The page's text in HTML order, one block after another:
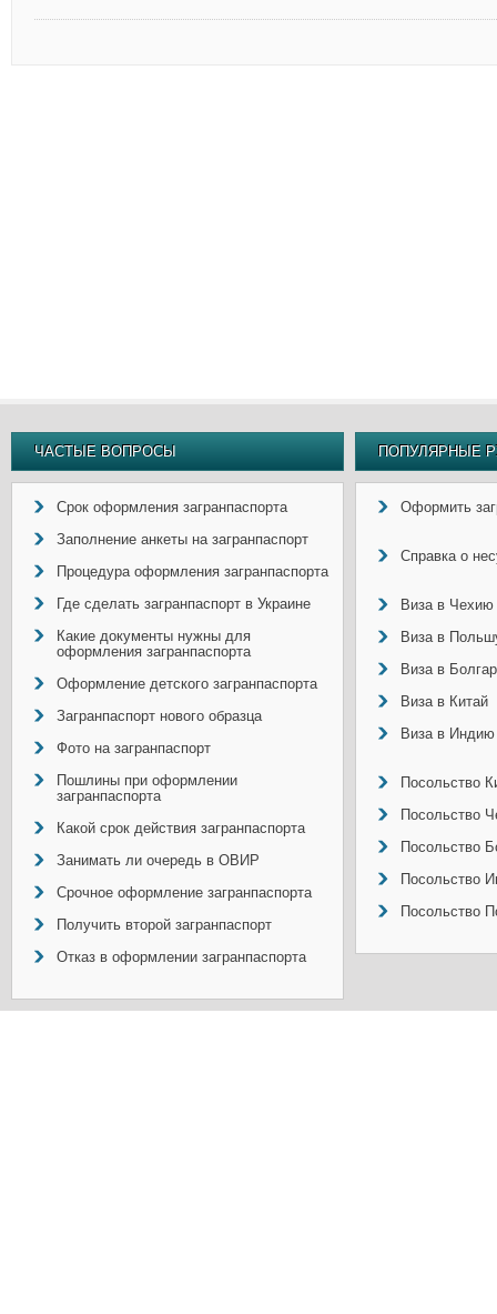
ЧАСТЫЕ ВОПРОСЫ
Срок оформления загранпаспорта
Заполнение анкеты на загранпаспорт
Процедура оформления загранпаспорта
Где сделать загранпаспорт в Украине
Какие документы нужны для
оформления загранпаспорта
Оформление детского загранпаспорта
Загранпаспорт нового образца
Фото на загранпаспорт
Пошлины при оформлении
загранпаспорта
Какой срок действия загранпаспорта
Занимать ли очередь в ОВИР
Срочное оформление загранпаспорта
Получить второй загранпаспорт
Отказ в оформлении загранпаспорта
ПОПУЛЯРНЫЕ
Оформить
Справка о
Виза в Чехию
Виза в
Виза в
Виза в Китай
Виза в Индию
Посольство
Посольство
Посольство
Посольство
Посольство